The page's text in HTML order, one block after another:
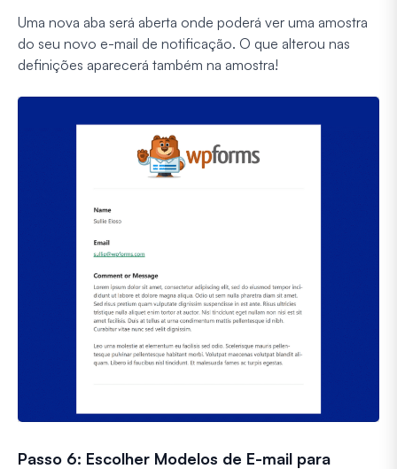
Uma nova aba será aberta onde poderá ver uma amostra
do seu novo e-mail de notificação. O que alterou nas
definições aparecerá também na amostra!
Passo 6: Escolher Modelos de E-mail para